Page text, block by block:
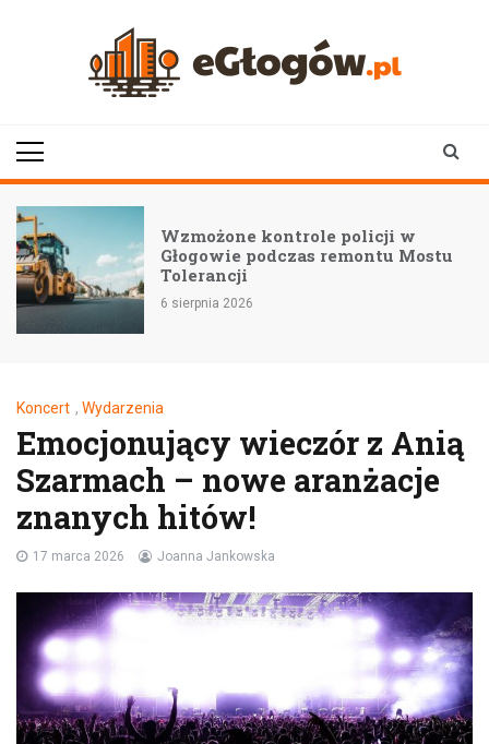
Wzmożone kontrole policji w
Głogowie podczas remontu Mostu
Tolerancji
6 sierpnia 2026
Koncert , Wydarzenia
Emocjonujący wieczór z Anią
Szarmach – nowe aranżacje
znanych hitów!
17 marca 2026 Joanna Jankowska